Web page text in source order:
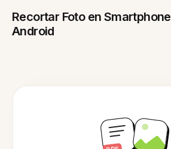
Recortar Foto en Smartphone
Android